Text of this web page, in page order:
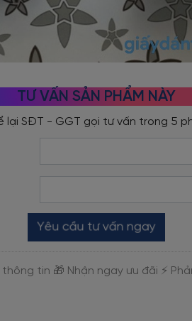
TƯ VẤN SẢN PHẨM NÀY
Yêu cầu tư vấn ngay